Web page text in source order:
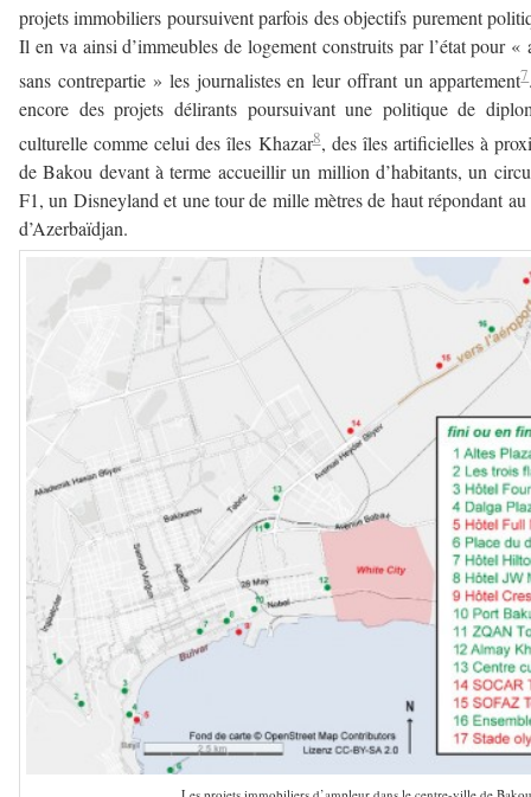
projets immobiliers poursuivent parfois des objectifs purement
Il en va ainsi d’immeubles de logement construits par l’état pour «
sans contrepartie » les journalistes en leur offrant un appartement7
encore des projets délirants poursuivant une politique de
culturelle comme celui des îles Khazar8, des îles artificielles à
de Bakou devant à terme accueillir un million d’habitants, un
F1, un Disneyland et une tour de mille mètres de haut répondant
d’Azerbaïdjan.